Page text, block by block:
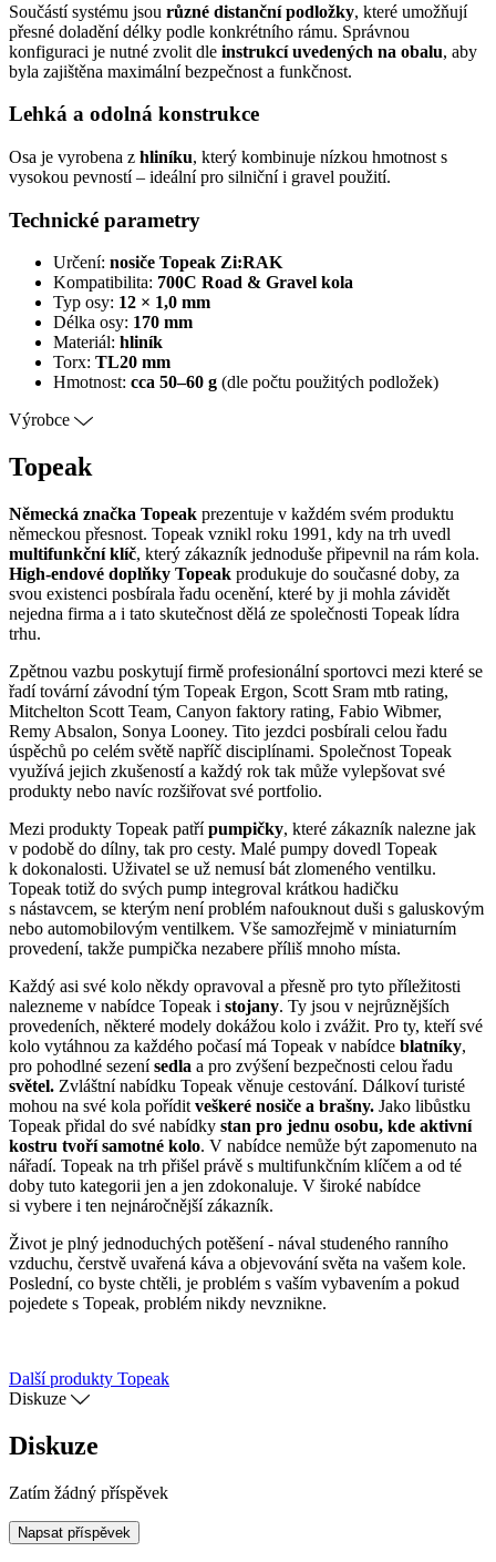
Součástí systému jsou různé distanční podložky, které umožňují
přesné doladění délky podle konkrétního rámu. Správnou
konfiguraci je nutné zvolit dle instrukcí uvedených na obalu, aby
byla zajištěna maximální bezpečnost a funkčnost.
Lehká a odolná konstrukce
Osa je vyrobena z hliníku, který kombinuje nízkou hmotnost s
vysokou pevností – ideální pro silniční i gravel použití.
Technické parametry
Určení: nosiče Topeak Zi:RAK
Kompatibilita: 700C Road & Gravel kola
Typ osy: 12 × 1,0 mm
Délka osy: 170 mm
Materiál: hliník
Torx: TL20 mm
Hmotnost: cca 50–60 g (dle počtu použitých podložek)
Výrobce
Topeak
Německá značka Topeak prezentuje v každém svém produktu
německou přesnost. Topeak vznikl roku 1991, kdy na trh uvedl
multifunkční klíč, který zákazník jednoduše připevnil na rám kola.
High-endové doplňky Topeak produkuje do současné doby, za
svou existenci posbírala řadu ocenění, které by ji mohla závidět
nejedna firma a i tato skutečnost dělá ze společnosti Topeak lídra
trhu.
Zpětnou vazbu poskytují firmě profesionální sportovci mezi které se
řadí tovární závodní tým Topeak Ergon, Scott Sram mtb rating,
Mitchelton Scott Team, Canyon faktory rating, Fabio Wibmer,
Remy Absalon, Sonya Looney. Tito jezdci posbírali celou řadu
úspěchů po celém světě napříč disciplínami. Společnost Topeak
využívá jejich zkušeností a každý rok tak může vylepšovat své
produkty nebo navíc rozšiřovat své portfolio.
Mezi produkty Topeak patřípumpičky, které zákazník nalezne jak
v podobě do dílny, tak pro cesty. Malé pumpy dovedl Topeak
k dokonalosti. Uživatel se už nemusí bát zlomeného ventilku.
Topeak totiž do svých pump integroval krátkou hadičku
s nástavcem, se kterým není problém nafouknout duši s galuskovým
nebo automobilovým ventilkem. Vše samozřejmě v miniaturním
provedení, takže pumpička nezabere příliš mnoho místa.
Každý asi své kolo někdy opravoval a přesně pro tyto příležitosti
nalezneme v nabídce Topeak i stojany. Ty jsou v nejrůznějších
provedeních, některé modely dokážou kolo i zvážit. Pro ty, kteří své
kolo vytáhnou za každého počasí má Topeak v nabídce blatníky,
pro pohodlné sezenísedla a pro zvýšení bezpečnosti celou řadu
světel. Zvláštní nabídku Topeak věnuje cestování. Dálkoví turisté
mohou na své kola pořídit veškeré nosiče a brašny. Jako libůstku
Topeak přidal do své nabídky stan pro jednu osobu, kde aktivní
kostru tvoří samotné kolo. V nabídce nemůže být zapomenuto na
nářadí. Topeak na trh přišel právě s multifunkčním klíčem a od té
doby tuto kategorii jen a jen zdokonaluje. V široké nabídce
si vybere i ten nejnáročnější zákazník.
Život je plný jednoduchých potěšení - nával studeného ranního
vzduchu, čerstvě uvařená káva a objevování světa na vašem kole.
Poslední, co byste chtěli, je problém s vaším vybavením a pokud
pojedete s Topeak, problém nikdy nevznikne.
Další produkty Topeak
Diskuze
Diskuze
Zatím žádný příspěvek
Napsat příspěvek